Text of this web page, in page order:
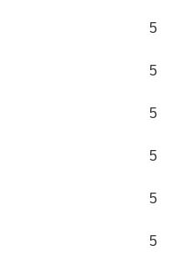
5
5
5
5
5
5